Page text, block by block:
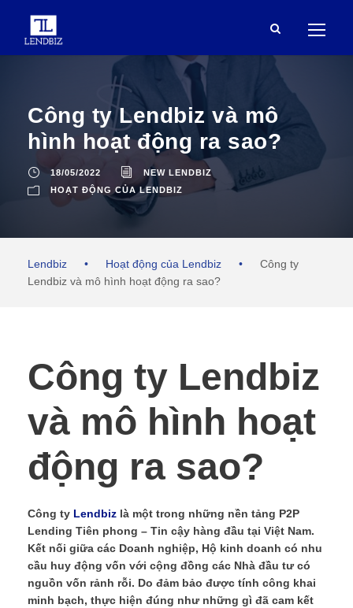
Công ty Lendbiz và mô
hình hoạt động ra sao?
18/05/2022
NEW LENDBIZ
HOẠT ĐỘNG CỦA LENDBIZ
Lendbiz • Hoạt động của Lendbiz •
Công ty
Lendbiz và mô hình hoạt động ra sao?
Công ty Lendbiz
và mô hình hoạt
động ra sao?
Công ty Lendbiz là một trong những nền tảng P2P
Lending Tiên phong – Tin cậy hàng đầu tại Việt Nam.
Kết nối giữa các Doanh nghiệp, Hộ kinh doanh có nhu
cầu huy động vốn với cộng đồng các Nhà đầu tư có
nguồn vốn rảnh rỗi. Do đảm bảo được tính công khai
minh bạch, thực hiện đúng như những gì đã cam kết